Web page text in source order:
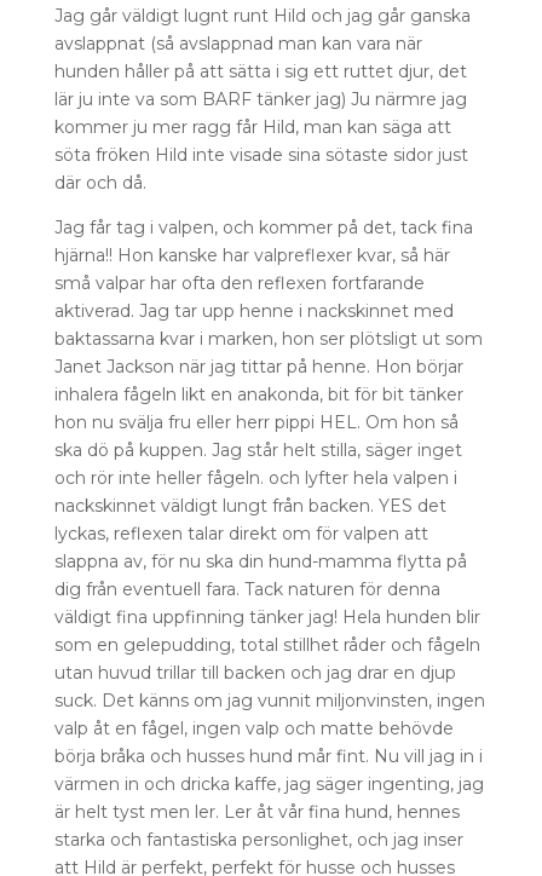
Jag går väldigt lugnt runt Hild och jag går ganska
avslappnat (så avslappnad man kan vara när
hunden håller på att sätta i sig ett ruttet djur, det
lär ju inte va som BARF tänker jag) Ju närmre jag
kommer ju mer ragg får Hild, man kan säga att
söta fröken Hild inte visade sina sötaste sidor just
där och då.
Jag får tag i valpen, och kommer på det, tack fina
hjärna!! Hon kanske har valpreflexer kvar, så här
små valpar har ofta den reflexen fortfarande
aktiverad. Jag tar upp henne i nackskinnet med
baktassarna kvar i marken, hon ser plötsligt ut som
Janet Jackson när jag tittar på henne. Hon börjar
inhalera fågeln likt en anakonda, bit för bit tänker
hon nu svälja fru eller herr pippi HEL. Om hon så
ska dö på kuppen. Jag står helt stilla, säger inget
och rör inte heller fågeln. och lyfter hela valpen i
nackskinnet väldigt lungt från backen. YES det
lyckas, reflexen talar direkt om för valpen att
slappna av, för nu ska din hund-mamma flytta på
dig från eventuell fara. Tack naturen för denna
väldigt fina uppfinning tänker jag! Hela hunden blir
som en gelepudding, total stillhet råder och fågeln
utan huvud trillar till backen och jag drar en djup
suck. Det känns om jag vunnit miljonvinsten, ingen
valp åt en fågel, ingen valp och matte behövde
börja bråka och husses hund mår fint. Nu vill jag in i
värmen in och dricka kaffe, jag säger ingenting, jag
är helt tyst men ler. Ler åt vår fina hund, hennes
starka och fantastiska personlighet, och jag inser
att Hild är perfekt, perfekt för husse och husses